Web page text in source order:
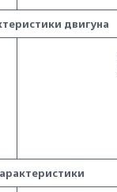
двигуна